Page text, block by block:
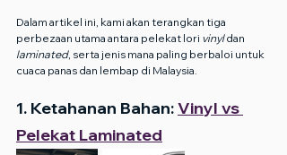
Dalam artikel ini, kami akan terangkan tiga
perbezaan utama antara pelekat lori vinyl dan
laminated, serta jenis mana paling berbaloi untuk
cuaca panas dan lembap di Malaysia.
1. Ketahanan Bahan: Vinyl vs
Pelekat Laminated